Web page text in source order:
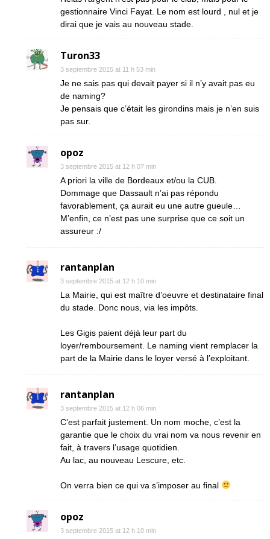
gestionnaire Vinci Fayat. Le nom est lourd , nul et je
dirai que je vais au nouveau stade.
Turon33
3 septembre 2015 at 11 h 53 min
Je ne sais pas qui devait payer si il n’y avait pas eu
de naming?
Je pensais que c’était les girondins mais je n’en suis
pas sur.
opoz
3 septembre 2015 at 12 h 07 min
A priori la ville de Bordeaux et/ou la CUB.
Dommage que Dassault n’ai pas répondu
favorablement, ça aurait eu une autre gueule…
M’enfin, ce n’est pas une surprise que ce soit un
assureur :/
rantanplan
3 septembre 2015 at 12 h 10 min
La Mairie, qui est maître d’oeuvre et destinataire final
du stade. Donc nous, via les impôts.
Les Gigis paient déjà leur part du
loyer/remboursement. Le naming vient remplacer la
part de la Mairie dans le loyer versé à l’exploitant.
rantanplan
3 septembre 2015 at 12 h 06 min
C’est parfait justement. Un nom moche, c’est la
garantie que le choix du vrai nom va nous revenir en
fait, à travers l’usage quotidien.
Au lac, au nouveau Lescure, etc.
On verra bien ce qui va s’imposer au final
opoz
3 septembre 2015 at 12 h 10 min